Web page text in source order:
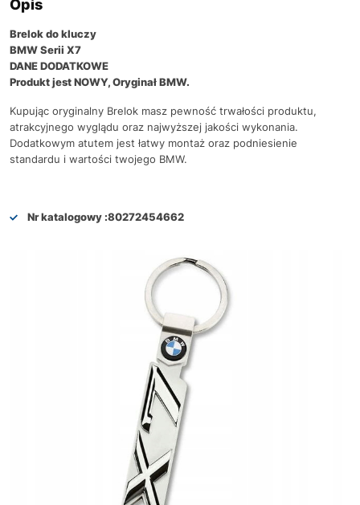
Opis
Brelok do kluczy
BMW Serii X7
DANE DODATKOWE
Produkt jest NOWY, Oryginał BMW.
Kupując oryginalny Brelok masz pewność trwałości produktu,
atrakcyjnego wyglądu oraz najwyższej jakości wykonania.
Dodatkowym atutem jest łatwy montaż oraz podniesienie
standardu i wartości twojego BMW.
Nr katalogowy :80272454662